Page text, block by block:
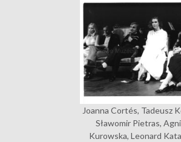
Joanna Cortés, Tadeusz
Sławomir Pietras,
Kurowska, Leonard